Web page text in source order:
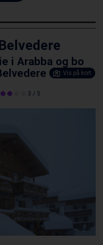
i Arabba og bo
Vis på kort
3 / 5